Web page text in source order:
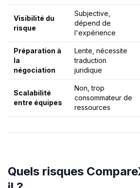
Visibilité du
risque
Subjective,
dépend de
l'expérience
Préparation à
la
négociation
Lente, nécessite
traduction
juridique
Scalabilité
entre équipes
Non, trop
consommateur de
ressources
Quels risques